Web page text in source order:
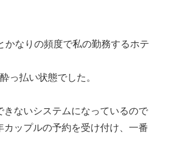
かなりの頻度で私の勤務するホテ
っ払い状態でした。
ないシステムになっているので
ップルの予約を受け付け、一番